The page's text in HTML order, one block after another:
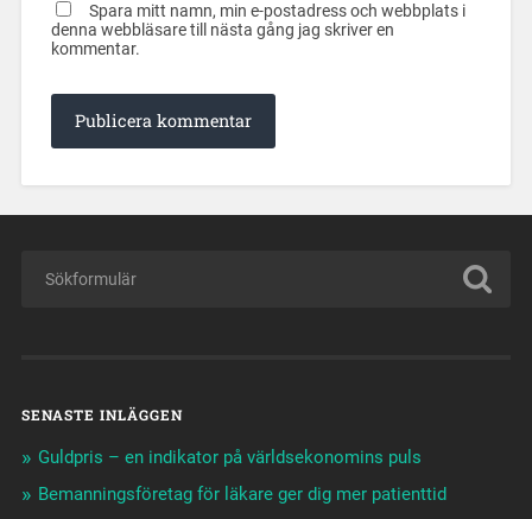
Spara mitt namn, min e-postadress och webbplats i
denna webbläsare till nästa gång jag skriver en
kommentar.
SENASTE INLÄGGEN
Guldpris – en indikator på världsekonomins puls
Bemanningsföretag för läkare ger dig mer patienttid